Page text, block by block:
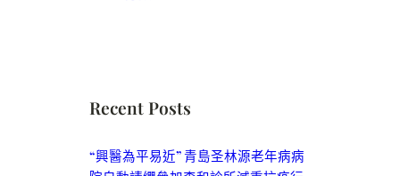
Recent Posts
“興醫為平易近” 青島圣林源老年病病